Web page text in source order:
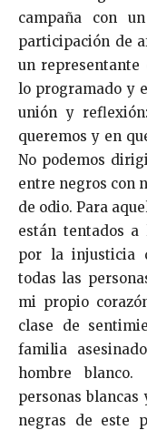
campaña con
participación de
un representante
lo programado y
unión y
queremos y en
No podemos
entre negros con
de odio. Para
están tentados a
por la injusticia
todas las
mi propio
clase de
familia
hombre
personas
negras de este